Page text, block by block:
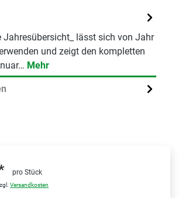
Jahresübersicht_ lässt sich von Jahr
und zeigt den kompletten
Mehr
pro Stück
Versandkosten